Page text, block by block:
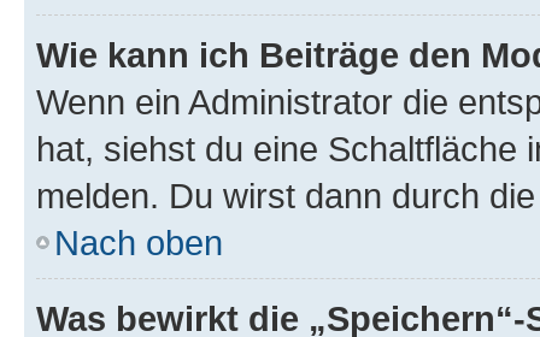
Wie kann ich Beiträge den
Wenn ein Administrator die
hat, siehst du eine Schaltfläche
melden. Du wirst dann durch
Nach oben
Was bewirkt die